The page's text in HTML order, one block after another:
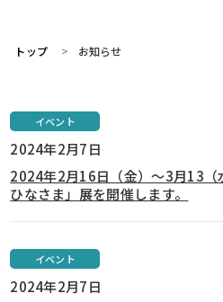
トップ お知らせ
イベント
2024年2月7日
2024年2月16日（金）～3月13（
ひなさま」展を開催します。
イベント
2024年2月7日